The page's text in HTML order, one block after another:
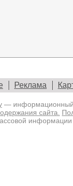
Реклама
— информационный
сайта.